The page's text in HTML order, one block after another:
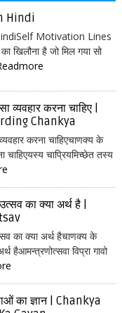
Hindi
Motivation Lines
खिलौना है जो मिल गया सो
करना चाहिए |
Chankya
करना चाहिएचाणक्य के
चाप्रियमिच्छेत तस्य
का क्या अर्थ है |
का क्या अर्थ हैचाणक्य के
हैआमन्त्रणोत्सवा विप्रा गावो
का ज्ञान | Chankya